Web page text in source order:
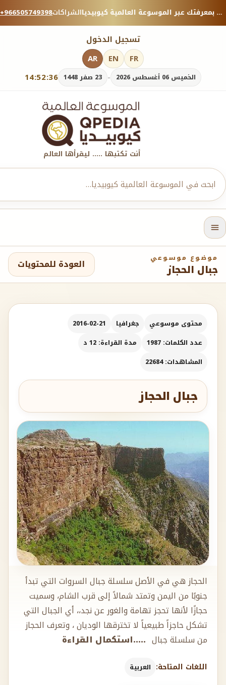
+966505749398الشراكات منصة معرفية موثوقة — شارك بمعرفتك عبر الموسوعة العالمية كيوبيديا.
تسجيل الدخول
14:52:37 الخميس 06 أغسطس 2026 - 23 صفر 1448
AR EN FR
أنت تكتبها ..... ليقرأها العالم
موضوع موسوعي
جبال الحجاز العودة للمحتويات
محتوى موسوعي جغرافيا
2016-02-21
عدد الكلمات: 1987
مدة القراءة: 12 د
المشاهدات: 22684
جبال الحجاز
الحجاز هي في الأصل سلسلة جبال السروات التي تبدأ
جنوبًا من اليمن وتمتد شمالاً إلى قرب الشام، وسميت
حجازًا لأنها تحجز تهامة والغور عن نجد،، أي الجبال التي
تشكل حاجزاً طبيعياً لا تخترقها الوديان ، وتعرف الحجاز
من سلسلة جبال .....استكمال القراءة
اللغات المتاحة: العربية